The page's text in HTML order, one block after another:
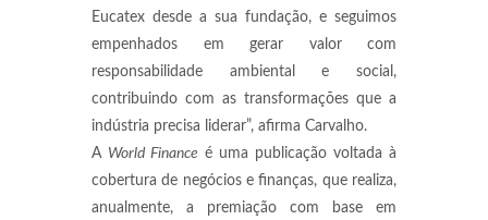
Eucatex desde a sua fundação, e seguimos
empenhados em gerar valor com
responsabilidade ambiental e social,
contribuindo com as transformações que a
indústria precisa liderar”, afirma Carvalho.
A World Finance é uma publicação voltada à
cobertura de negócios e finanças, que realiza,
anualmente, a premiação com base em